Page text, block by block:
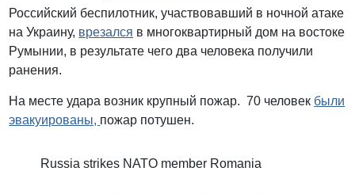
Российский беспилотник, участвовавший в ночной атаке
на Украину, врезался в многоквартирный дом на востоке
Румынии, в результате чего два человека получили
ранения.
На месте удара возник крупный пожар. 70 человек были
эвакуированы, пожар потушен.
Russia strikes NATO member Romania